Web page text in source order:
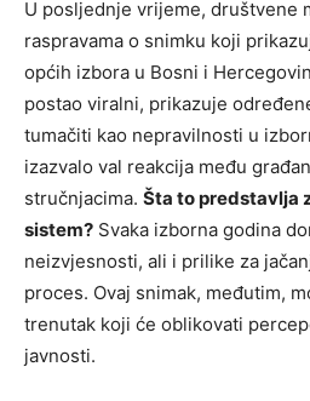
U posljednje vrijeme, društvene
raspravama o snimku koji
općih izbora u Bosni i
postao viralni, prikazuje
tumačiti kao nepravilnosti u
izazvalo val reakcija među
stručnjacima. Šta to predstavlja
sistem? Svaka izborna godina
neizvjesnosti, ali i prilike za
proces. Ovaj snimak, međutim,
trenutak koji će oblikovati
javnosti.